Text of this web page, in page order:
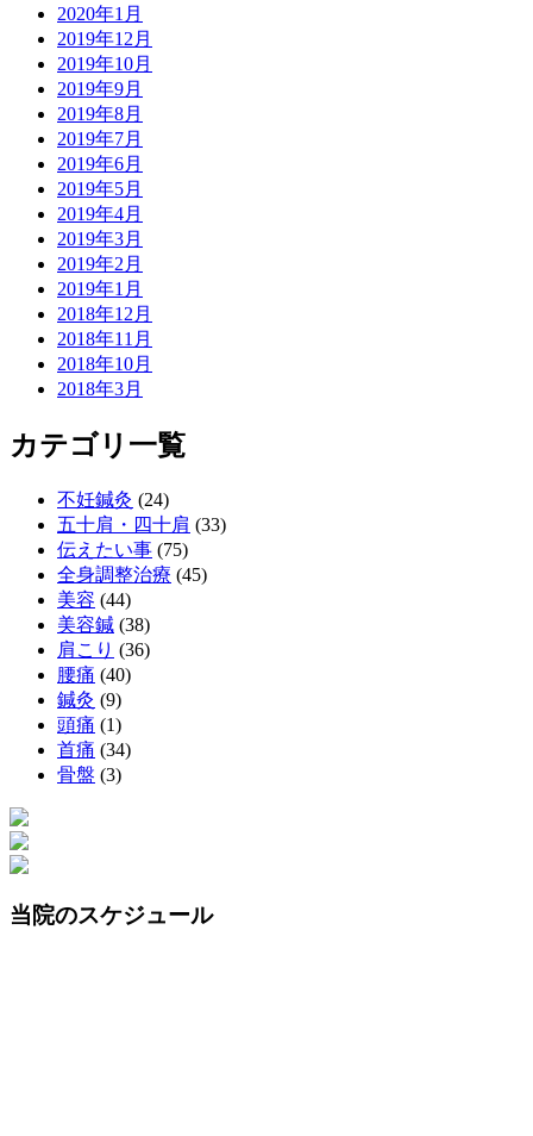
2020年1月
2019年12月
2019年10月
2019年9月
2019年8月
2019年7月
2019年6月
2019年5月
2019年4月
2019年3月
2019年2月
2019年1月
2018年12月
2018年11月
2018年10月
2018年3月
カテゴリ一覧
不妊鍼灸 (24)
五十肩・四十肩 (33)
伝えたい事 (75)
全身調整治療 (45)
美容 (44)
美容鍼 (38)
肩こり (36)
腰痛 (40)
鍼灸 (9)
頭痛 (1)
首痛 (34)
骨盤 (3)
当院のスケジュール